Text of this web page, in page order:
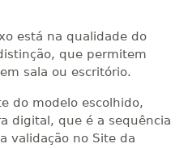
está na qualidade do
que permitem
sala ou escritório.
do modelo escolhido,
digital, que é a sequência
validação no Site da